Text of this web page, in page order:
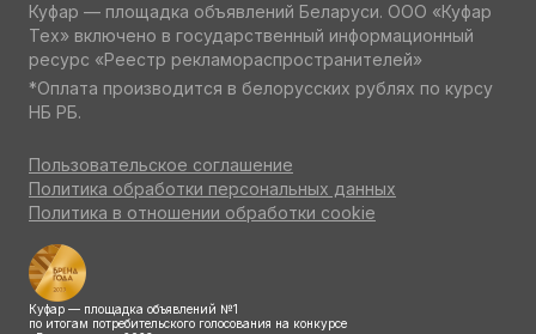
Куфар — площадка объявлений Беларуси. ООО «Куфар
Тех» включено в государственный информационный
ресурс «Реестр рекламораспространителей»
*Оплата производится в белорусских рублях по курсу
НБ РБ.
Пользовательское соглашение
Политика обработки персональных данных
Политика в отношении обработки cookie
Куфар — площадка объявлений №1
по итогам потребительского голосования на конкурсе